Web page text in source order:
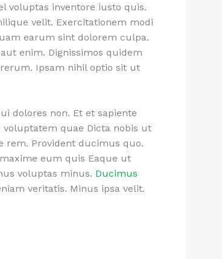
voluptas inventore iusto quis.
velit. Exercitationem modi
earum sint dolorem culpa.
enim. Dignissimos quidem
Ipsam nihil optio sit ut
dolores non. Et et sapiente
quae Dicta nobis ut
rem. Provident ducimus quo.
eum quis Eaque ut
voluptas minus. Ducimus
veritatis. Minus ipsa velit.